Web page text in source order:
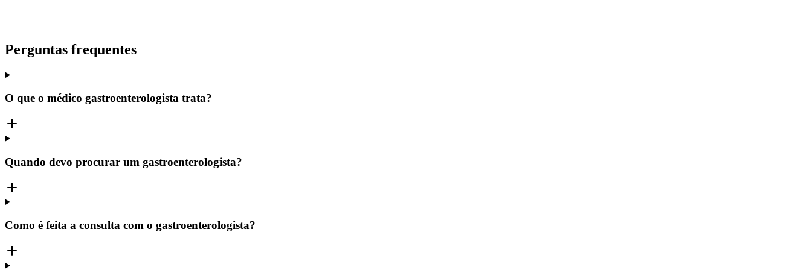
Perguntas frequentes
O que o médico gastroenterologista trata?
Quando devo procurar um gastroenterologista?
Como é feita a consulta com o gastroenterologista?